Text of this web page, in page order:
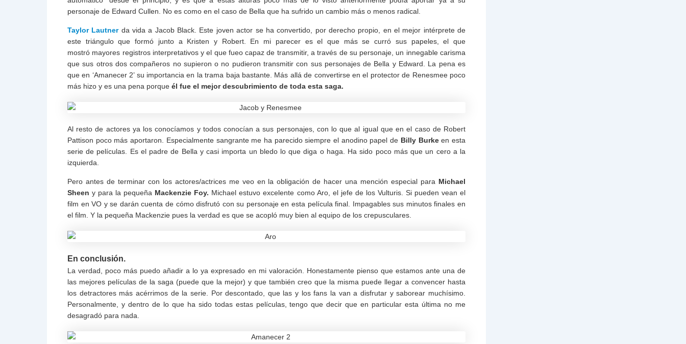
personaje de Edward Cullen. No es como en el caso de Bella que ha sufrido un cambio más o menos radical.
Taylor Lautnerda vida a Jacob Black. Este joven actor se ha convertido, por derecho propio, en el mejor intérprete de
este triángulo que formó junto a Kristen y Robert. En mi parecer es el que más se curró sus papeles, el que
mostró mayores registros interpretativos y el que fueo capaz de transmitir, a través de su personaje, un innegable carisma
que sus otros dos compañeros no supieron o no pudieron transmitir con sus personajes de Bella y Edward. La pena es
que en ‘Amanecer 2’ su importancia en la trama baja bastante. Más allá de convertirse en el protector de Renesmee poco
más hizo y es una pena porque él fue el mejor descubrimiento de toda esta saga.
Al resto de actores ya los conocíamos y todos conocían a sus personajes, con lo que al igual que en el caso de Robert
Pattison poco más aportaron. Especialmente sangrante me ha parecido siempre el anodino papel de Billy Burkeen esta
serie de películas. Es el padre de Bella y casi importa un bledo lo que diga o haga. Ha sido poco más que un cero a la
izquierda.
Pero antes de terminar con los actores/actrices me veo en la obligación de hacer una mención especial para Michael
Sheen y para la pequeña Mackenzie Foy. Michael estuvo excelente como Aro, el jefe de los Vulturis. Si pueden vean el
film en VO y se darán cuenta de cómo disfrutó con su personaje en esta película final. Impagables sus minutos finales en
el film. Y la pequeña Mackenzie pues la verdad es que se acopló muy bien al equipo de los crepusculares.
En conclusión.
La verdad, poco más puedo añadir a lo ya expresado en mi valoración. Honestamente pienso que estamos ante una de
las mejores películas de la saga (puede que la mejor) y que también creo que la misma puede llegar a convencer hasta
los detractores más acérrimos de la serie. Por descontado, que las y los fans la van a disfrutar y saborear muchísimo.
Personalmente, y dentro de lo que ha sido todas estas películas, tengo que decir que en particular esta última no me
desagradó para nada.